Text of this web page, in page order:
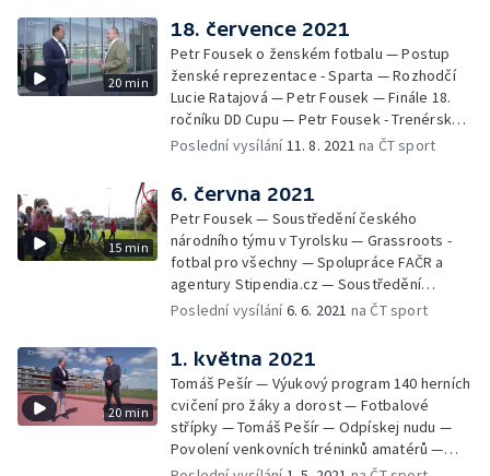
20 min
18. července 2021
Petr Fousek o ženském fotbalu — Postup
ženské reprezentace - Sparta — Rozhodčí
Lucie Ratajová — Petr Fousek — Finále 18.
ročníku DD Cupu — Petr Fousek - Trenérské
složení reprezentační "21" — Euro 2020 -
Fousek - zhodnocení české reprezentace
Poslední vysílání11. 8. 2021 na ČT sport
15 min
6. června 2021
Petr Fousek — Soustředění českého
národního týmu v Tyrolsku — Grassroots -
fotbal pro všechny — Spolupráce FAČR a
agentury Stipendia.cz — Soustředění
českého národního týmu v Tyrolsku (2. část)
Královéhradeckém kraji — Futsalová sezona
2020/2021
Poslední vysílání6. 6. 2021 na ČT sport
20 min
1. května 2021
Tomáš Pešír — Výukový program 140 herních
cvičení pro žáky a dorost — Fotbalové
střípky — Tomáš Pešír — Odpískej nudu —
Povolení venkovních tréninků amatérů —
Petr Kouba — Tomáš Pešír